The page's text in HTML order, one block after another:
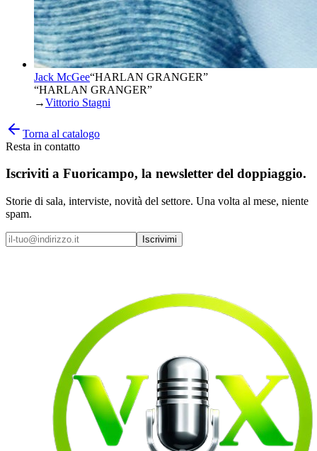
Jack McGee“HARLAN GRANGER”
“HARLAN GRANGER”
→Vittorio Stagni
Torna al catalogo
Resta in contatto
Iscriviti a Fuoricampo, la newsletter del doppiaggio.
Storie di sala, interviste, novità del settore. Una volta al mese, niente
spam.
Iscrivimi